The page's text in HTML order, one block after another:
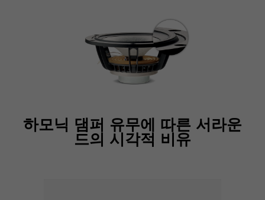
하모닉 댐퍼 유무에 따른 서라운
드의 시각적 비유